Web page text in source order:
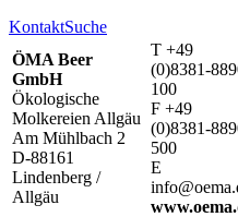
KontaktSuche
ÖMA Beer
GmbH
Ökologische
Molkereien Allgäu
Am Mühlbach 2
D-88161
Lindenberg /
Allgäu
T +49
(0)8381-
100
F +49
(0)8381-
500
E